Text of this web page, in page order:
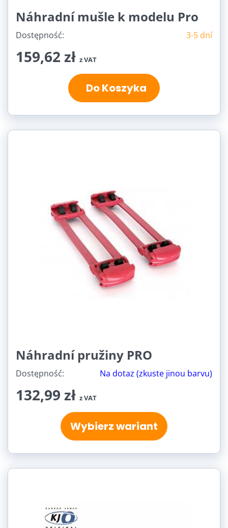
Náhradní mušle k modelu Pro
Dostępność: 3-5 dní
159,62 zł z VAT
Do Koszyka
Náhradní pružiny PRO
Dostępność: Na dotaz (zkuste jinou barvu)
132,99 zł z VAT
Wybierz wariant